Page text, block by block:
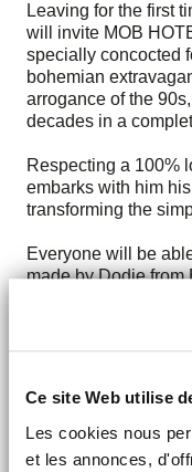
Ce site Web utilise
Les cookies nous
et les annonces,
Leaving for the first
will invite MOB
specially concocted
bohemian
arrogance of the
decades in a
Respecting a 100%
embarks with him
transforming the
Everyone will be
made by Dodie from
The opportunity is
glasses of your
sun.